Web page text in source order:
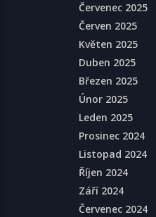
Červenec 2025
Červen 2025
Květen 2025
Duben 2025
Březen 2025
Únor 2025
Leden 2025
Prosinec 2024
Listopad 2024
Říjen 2024
Září 2024
Červenec 2024